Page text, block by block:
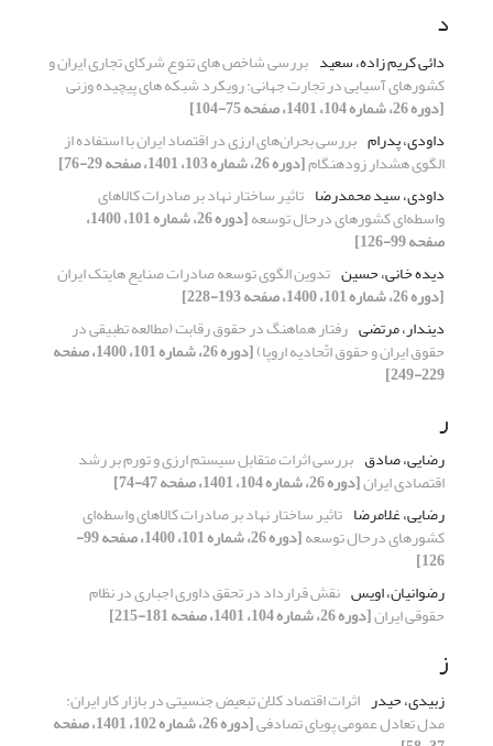
د
دائی کریم زاده، سعید بررسی شاخص های تنوع شرکای تجاری ایران و
کشورهای آسیایی در تجارت جهانی: رویکرد شبکه های پیچیده وزنی
[دوره 26، شماره 104، 1401، صفحه 75-104]
داودی، پدرام بررسی بحران‌های ارزی در اقتصاد ایران با استفاده از
الگوی هشدار زودهنگام[دوره 26، شماره 103، 1401، صفحه 29-76]
داودی، سید محمدرضا تاثیر ساختار نهاد بر صادرات کالاهای
واسطه‌ای کشورهای درحال توسعه [دوره 26، شماره 101، 1400،
صفحه 99-126]
دیده خانی، حسین تدوین الگوی توسعه صادرات صنایع هایتک ایران
[دوره 26، شماره 101، 1400، صفحه 193-228]
دیندار، مرتضی رفتار هماهنگ در حقوق رقابت (مطالعه تطبیقی در
حقوق ایران و حقوق اتّحادیه اروپا) [دوره 26، شماره 101، 1400، صفحه
229-249]
ر
رضایی، صادق بررسی اثرات متقابل سیستم ارزی و تورم بر رشد
اقتصادی ایران[دوره 26، شماره 104، 1401، صفحه 47-74]
رضایی، غلامرضا تاثیر ساختار نهاد بر صادرات کالاهای واسطه‌ای
کشورهای درحال توسعه [دوره 26، شماره 101، 1400، صفحه 99-
126]
رضوانیان، اویس نقش قرارداد در تحقق داوری اجباری در نظام
حقوقی ایران[دوره 26، شماره 104، 1401، صفحه 181-215]
ز
زبیدی، حیدر اثرات اقتصاد کلان تبعیض جنسیتی در بازار کار ایران:
مدل تعادل عمومی پویای تصادفی [دوره 26، شماره 102، 1401، صفحه